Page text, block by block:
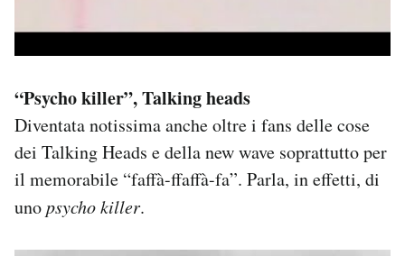
“Psycho killer”, Talking heads
Diventata notissima anche oltre i fans delle cose
dei Talking Heads e della new wave soprattutto per
il memorabile “faffà-ffaffà-fa”. Parla, in effetti, di
unopsycho killer.